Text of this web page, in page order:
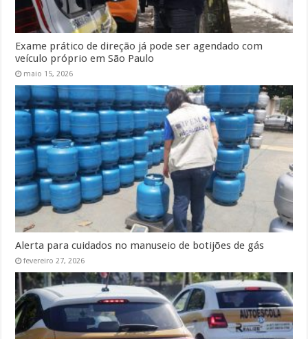
Exame prático de direção já pode ser agendado com
veículo próprio em São Paulo
maio 15, 2026
Alerta para cuidados no manuseio de botijões de gás
fevereiro 27, 2026